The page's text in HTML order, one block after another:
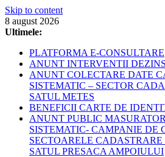
Skip to content
8 august 2026
Ultimele:
PLATFORMA E-CONSULTARE
ANUNT INTERVENTII
ANUNT COLECTARE DATE
SISTEMATIC – SECTOR
SATUL METES
BENEFICII CARTE DE
ANUNT PUBLIC
SISTEMATIC- CAMPANIE DE
SECTOARELE CADASTRARE
SATUL PRESACA AMPOIULUI